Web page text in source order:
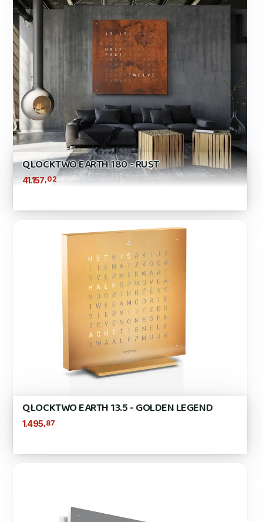
QLOCKTWO EARTH 180 - RUST
41.157,02
QLOCKTWO EARTH 13.5 - GOLDEN LEGEND
1.495 ,87